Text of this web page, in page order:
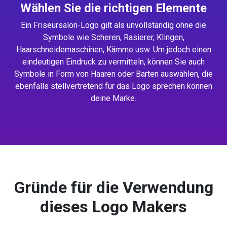
Wählen Sie die richtigen Elemente
Ein Friseursalon-Logo gilt als unvollständig ohne die
Symbole wie Scheren, Rasierer, Klingen,
Haarschneidemaschinen, Kämme usw. Um jedoch einen
eindeutigen Eindruck zu vermitteln, können Sie auch
Symbole in Form von Haaren oder Barten auswählen, die
ebenfalls stellvertretend für das Logo sprechen können
deine Marke.
Gründe für die Verwendung
dieses Logo Makers